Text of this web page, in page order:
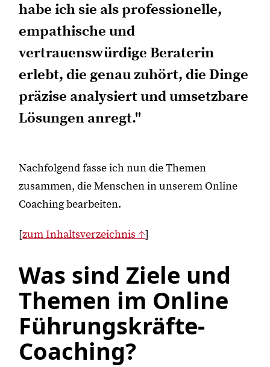
habe ich sie als professionelle,
empathische und
vertrauenswürdige Beraterin
erlebt, die genau zuhört, die Dinge
präzise analysiert und umsetzbare
Lösungen anregt."
Nachfolgend fasse ich nun die Themen
zusammen, die Menschen in unserem Online
Coaching bearbeiten.
[zum Inhaltsverzeichnis ↑]
Was sind Ziele und
Themen im Online
Führungskräfte-
Coaching?